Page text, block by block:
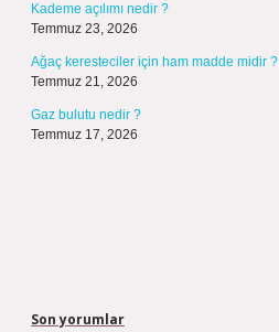
Kademe açılımı nedir ?
Temmuz 23, 2026
Ağaç keresteciler için ham madde midir ?
Temmuz 21, 2026
Gaz bulutu nedir ?
Temmuz 17, 2026
Son yorumlar